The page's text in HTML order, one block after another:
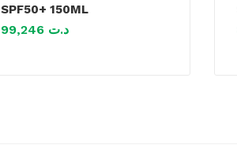
SPF50+ 150ML
د.ت